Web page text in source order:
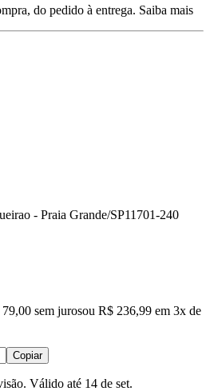
do pedido à entrega. Saiba mais
- Praia Grande/SP11701-240
sem jurosou R$ 236,99 em 3x de
Copiar
Válido até 14 de set.